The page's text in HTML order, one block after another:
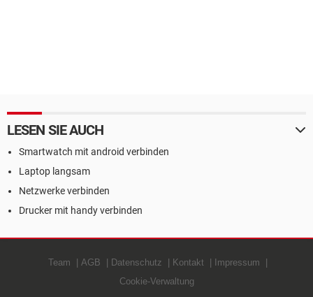
LESEN SIE AUCH
Smartwatch mit android verbinden
Laptop langsam
Netzwerke verbinden
Drucker mit handy verbinden
Team AGB Datenschutz Kontakt
Impressum
Cookie-Verwaltung